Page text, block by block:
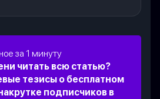
за 1 минуту
читать всю статью?
тезисы о бесплатном
подписчиков в